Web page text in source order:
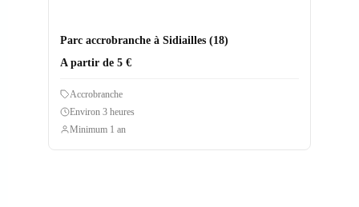
Parc accrobranche à Sidiailles (18)
A partir de 5 €
Accrobranche
Environ 3 heures
Minimum 1 an